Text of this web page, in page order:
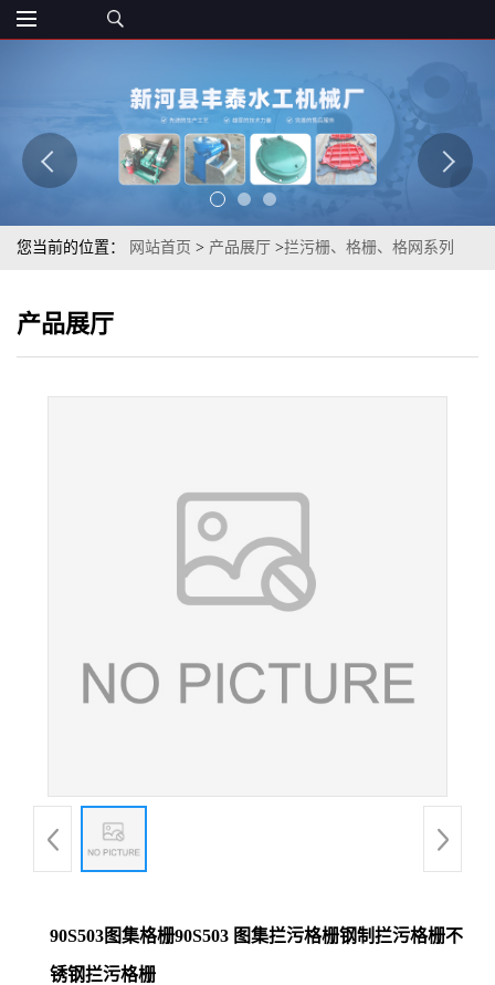
您当前的位置： 网站首页 > 产品展厅 >拦污栅、格栅、格网系列
栅
产品展厅
90S503图集格栅90S503 图集拦污格栅钢制拦污格栅不
锈钢拦污格栅